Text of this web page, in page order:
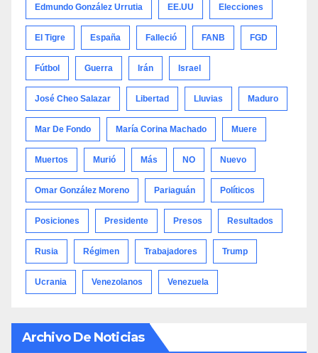
Edmundo González Urrutia EE.UU Elecciones
El Tigre España Falleció FANB FGD
Fútbol Guerra Irán Israel
José Cheo Salazar Libertad Lluvias Maduro
Mar De Fondo María Corina Machado Muere
Muertos Murió Más NO Nuevo
Omar González Moreno Pariaguán Políticos
Posiciones Presidente Presos Resultados
Rusia Régimen Trabajadores Trump
Ucrania Venezolanos Venezuela
Archivo De Noticias